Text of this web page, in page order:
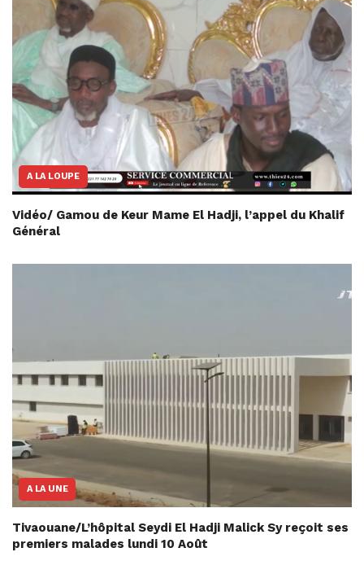
A LA LOUPE
Vidéo/ Gamou de Keur Mame El Hadji, l’appel du Khalif
Général
A LA UNE
Tivaouane/L’hôpital Seydi El Hadji Malick Sy reçoit ses
premiers malades lundi 10 Août